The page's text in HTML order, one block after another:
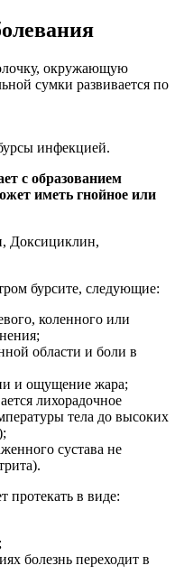
окружающую
сумки развивается по
инфекцией.
с образованием
иметь гнойное или
бурсите, следующие:
коленного или
области и боли в
и ощущение жара;
лихорадочное
тела до высоких
сустава не
протекать в виде:
болезнь переходит в